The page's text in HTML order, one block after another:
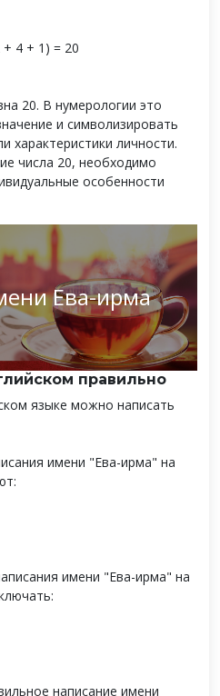
4 + 1) = 20
20. В нумерологии это
и символизировать
характеристики личности.
числа 20, необходимо
особенности
Ева-ирма
правильно
языке можно написать
имени "Ева-ирма" на
имени "Ева-ирма" на
написание имени